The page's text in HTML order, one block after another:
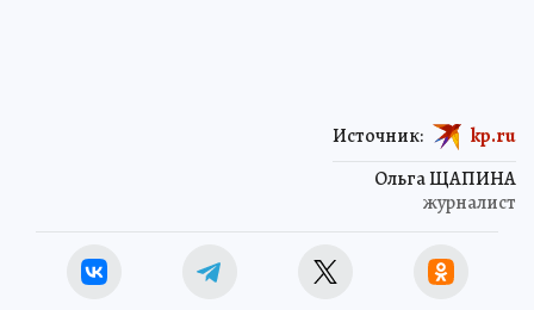
Ольга ЩАПИНА
журналист
Источник: kp.ru